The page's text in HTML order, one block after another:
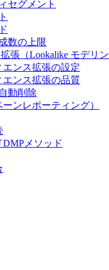
セグメント
数の上限
張（Lookalike モデリ
エンス拡張の設定
エンス拡張の品質
動削除
ンレポーティング）
メソッド